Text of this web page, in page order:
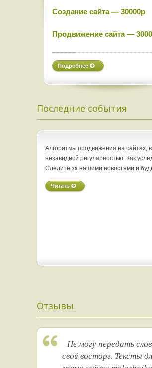
Создание сайта — 30000р
Продвижение сайта —
Подробнее
Последние события
Алгоритмы продвижения на сайтах,
незавидной регулярностью. Как
Следите за нашими новостями и
Читать
Отзывы
Не могу передать
свой восторг. Тексты